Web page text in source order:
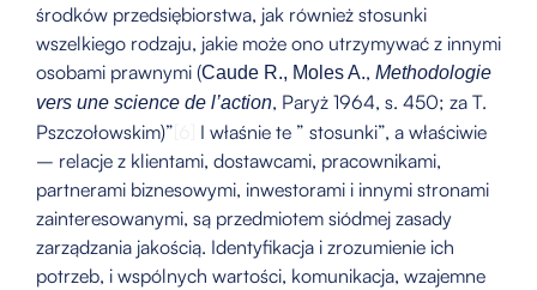
środków przedsiębiorstwa, jak również stosunki
wszelkiego rodzaju, jakie może ono utrzymywać z innymi
osobami prawnymi (Caude R., Moles A., Methodologie
vers une science de l’action, Paryż 1964, s. 450; za T.
Pszczołowskim)”
I właśnie te ” stosunki”, a właściwie
– relacje z klientami, dostawcami, pracownikami,
partnerami biznesowymi, inwestorami i innymi stronami
zainteresowanymi, są przedmiotem siódmej zasady
zarządzania jakością. Identyfikacja i zrozumienie ich
potrzeb, i wspólnych wartości, komunikacja, wzajemne